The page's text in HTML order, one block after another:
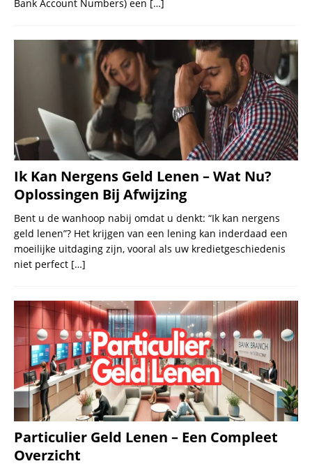
Bank Account Numbers) een […]
Ik Kan Nergens Geld Lenen – Wat Nu?
Oplossingen Bij Afwijzing
Bent u de wanhoop nabij omdat u denkt: “Ik kan nergens
geld lenen”? Het krijgen van een lening kan inderdaad een
moeilijke uitdaging zijn, vooral als uw kredietgeschiedenis
niet perfect […]
Particulier Geld Lenen – Een Compleet
Overzicht